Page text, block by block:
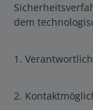
dem
1.
2.